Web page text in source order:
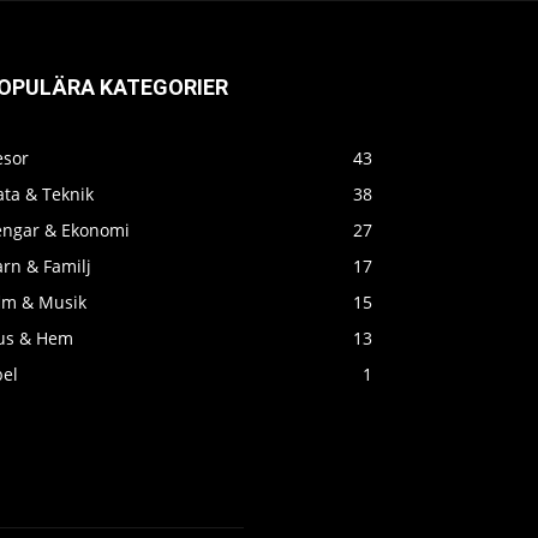
KATEGORIER
43
& Teknik
38
& Ekonomi
27
& Familj
17
& Musik
15
& Hem
13
1